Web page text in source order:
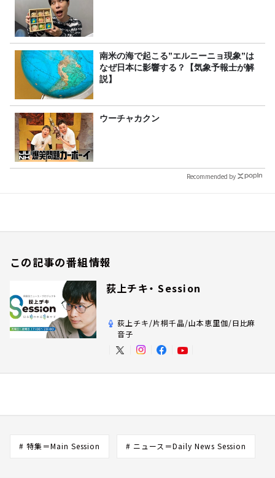
南米の海で起こる”エルニーニョ現象”は
なぜ日本に影響する？【気象予報士が解
説】
ウーチャカクン
Recommended by
この記事の番組情報
荻上チキ・ Session
荻上チキ/片桐千晶/山本恵里伽/日比麻
音子
# 特集＝Main Session # ニュース＝Daily News Session